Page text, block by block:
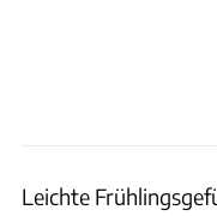
Leichte